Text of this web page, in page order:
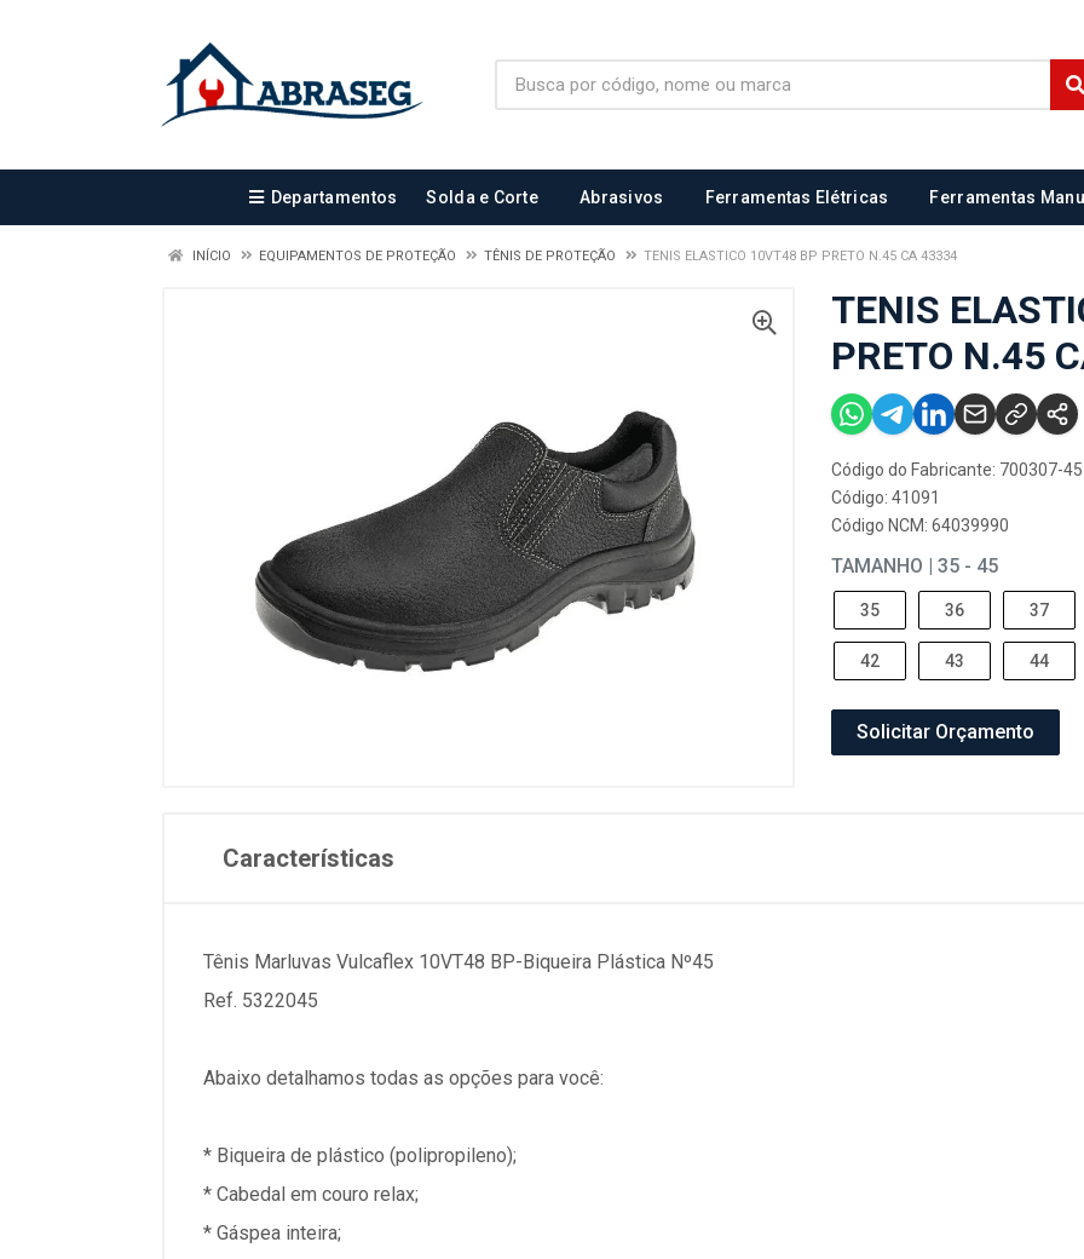
Departamentos Solda e Corte Abrasivos Ferramentas Elétricas Ferramentas
INÍCIO EQUIPAMENTOS DE PROTEÇÃO TÊNIS DE PROTEÇÃO TENIS ELASTICO 10VT48 BP PRETO N.45 CA 43334
TENIS
PRETO N.45
Código do Fabricante: 700307-45
Código: 41091
Código NCM: 64039990
TAMANHO | 35 - 45
35 36 37
42 43 44
Solicitar Orçamento
Características
Tênis Marluvas Vulcaflex 10VT48 BP-Biqueira Plástica Nº45
Ref. 5322045
Abaixo detalhamos todas as opções para você:
* Biqueira de plástico (polipropileno);
* Cabedal em couro relax;
* Gáspea inteira;